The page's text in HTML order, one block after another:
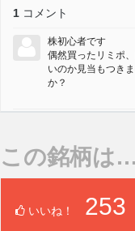
1 コメント
株初心者です
偶然買ったリミポ
いのか見当もつき
か？
この銘柄は…
いいね！ 253